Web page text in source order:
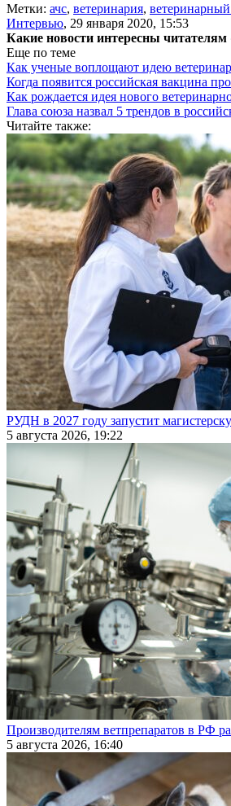
Метки: ачс, ветеринария,
Интервью, 29 января 2020, 15:53
Какие новости интересны
Еще по теме
Как ученые воплощают идею
Когда появится российская вакцина
Как рождается идея нового
Глава союза назвал 5 трендов в
Читайте также:
РУДН в 2027 году запустит
5 августа 2026, 19:22
Производителям ветпрепаратов в РФ
5 августа 2026, 16:40